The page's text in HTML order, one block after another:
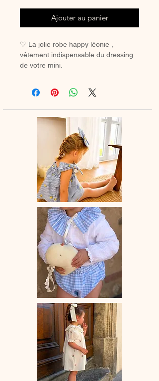
Ajouter au panier
♡ La jolie robe happy léonie ,
vêtement indispensable du dressing
de votre mini.
matchy.
♡Robe à manches courtes et col
♡ Le délai de fabrication est de 15 à
28 jours ouvrés selon les commandes
en cours.
♡ Lavage à la main ou en machine
30° max, couleurs similaires, cycle
délicat. Ne pas utilser de sèche-linge.